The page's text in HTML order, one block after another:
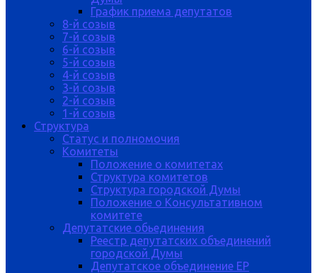
График приема депутатов
8-й созыв
7-й созыв
6-й созыв
5-й созыв
4-й созыв
3-й созыв
2-й созыв
1-й созыв
Структура
Статус и полномочия
Комитеты
Положение о комитетах
Структура комитетов
Структура городской Думы
Положение о Консультативном
комитете
Депутатские обьединения
Реестр депутатских объединений
городской Думы
Депутатское объединение ЕР